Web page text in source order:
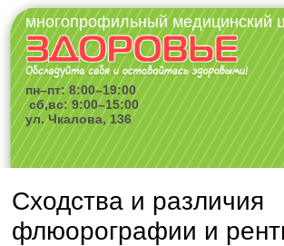
многопрофильный медицинский
пн–пт: 8:00–19:00
сб,вс: 9:00–15:00
ул. Чкалова, 136
Сходства и различия
флюорографии и